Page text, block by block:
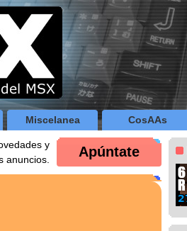
Miscelanea CosAAs
y
anuncios.
Apúntate